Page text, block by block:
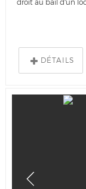
droit au bail d'un
DÉTAILS